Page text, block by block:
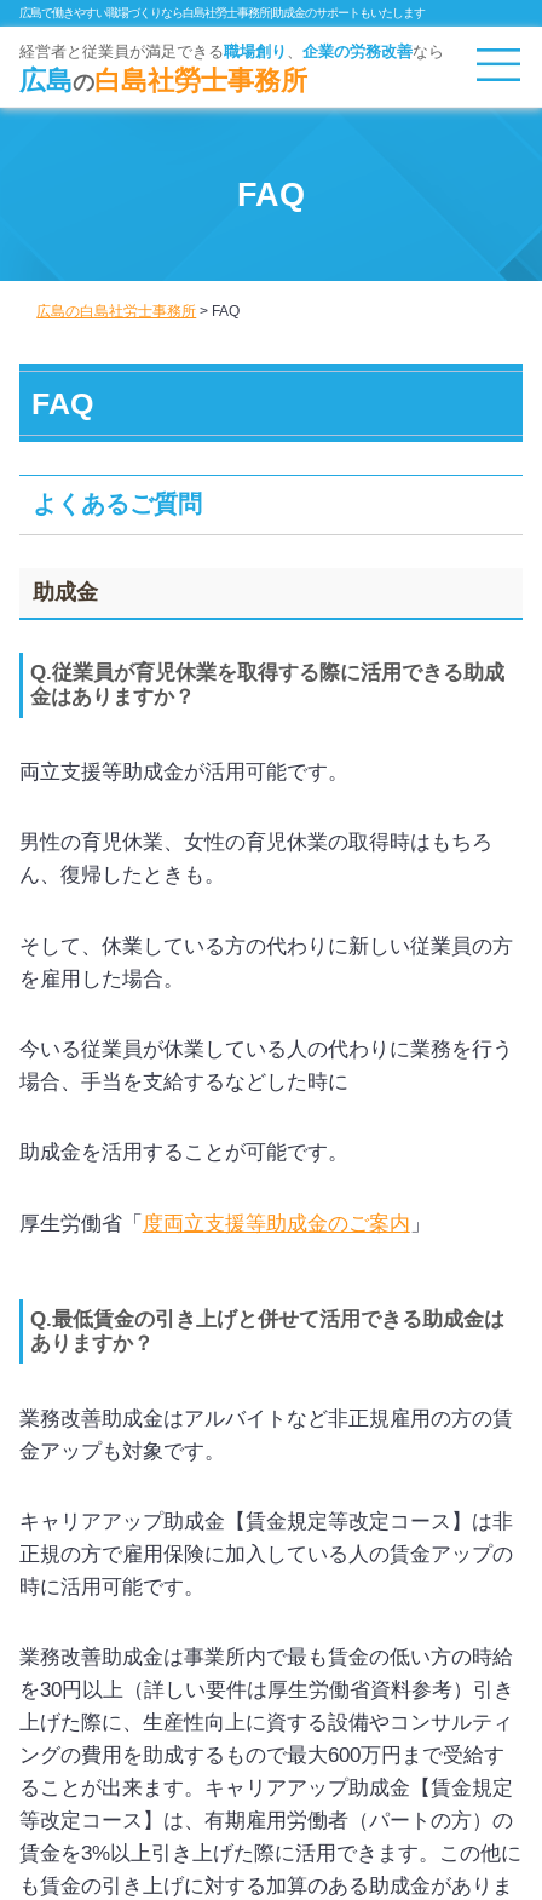
広島で働きやすい職場づくりなら白島社勞士事務所|助成金のサポートもいたします
経営者と従業員が満足できる職場創り 企業の労務改善なら
広島の白島社勞士事務所
FAQ
広島の白島社労士事務所 > FAQ
FAQ
よくあるご質問
助成金
Q.従業員が育児休業を取得する際に活用できる助成
金はありますか？
両立支援等助成金が活用可能です。
男性の育児休業、女性の育児休業の取得時はもちろ
ん、復帰したときも。
そして、休業している方の代わりに新しい従業員の方
を雇用した場合。
今いる従業員が休業している人の代わりに業務を行う
場合、手当を支給するなどした時に
助成金を活用することが可能です。
厚生労働省「 度両立支援等助成金のご案内 」
Q.最低賃金の引き上げと併せて活用できる助成金は
ありますか？
業務改善助成金はアルバイトなど非正規雇用の方の賃
金アップも対象です。
キャリアアップ助成金【賃金規定等改定コース】は非
正規の方で雇用保険に加入している人の賃金アップの
時に活用可能です。
業務改善助成金は事業所内で最も賃金の低い方の時給
を30円以上（詳しい要件は厚生労働省資料参考）引き
上げた際に、生産性向上に資する設備やコンサルティ
ングの費用を助成するもので最大600万円まで受給す
ることが出来ます。キャリアアップ助成金【賃金規定
等改定コース】は、有期雇用労働者（パートの方）の
賃金を3%以上引き上げた際に活用できます。この他に
も賃金の引き上げに対する加算のある助成金がありま